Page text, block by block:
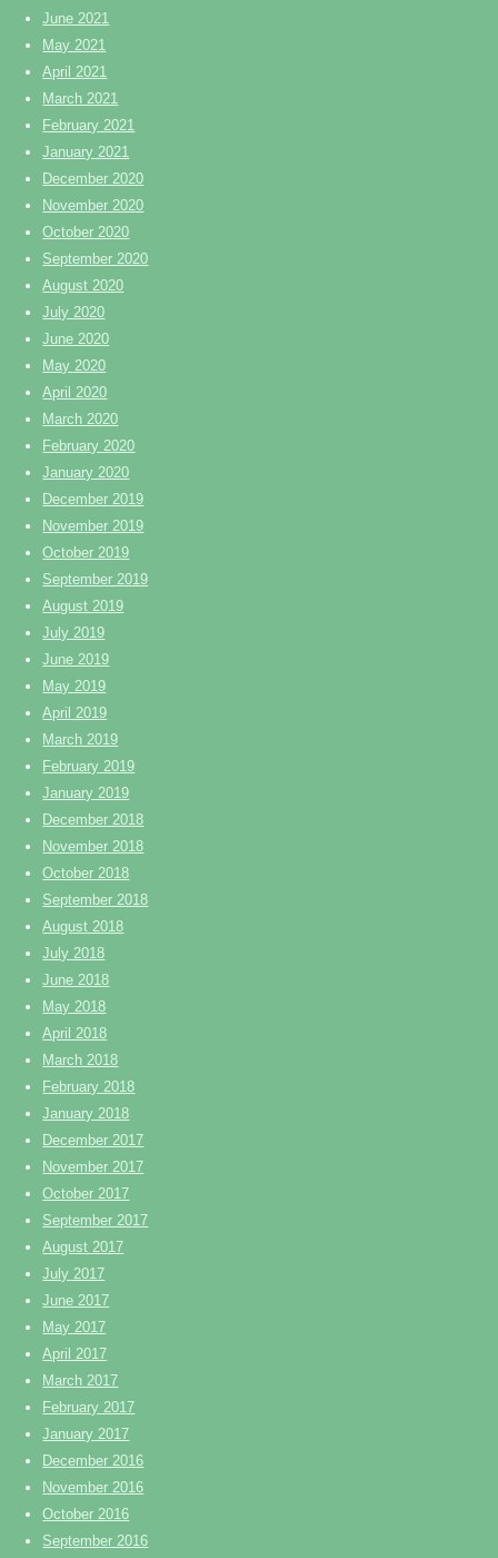
June 2021
May 2021
April 2021
March 2021
February 2021
January 2021
December 2020
November 2020
October 2020
September 2020
August 2020
July 2020
June 2020
May 2020
April 2020
March 2020
February 2020
January 2020
December 2019
November 2019
October 2019
September 2019
August 2019
July 2019
June 2019
May 2019
April 2019
March 2019
February 2019
January 2019
December 2018
November 2018
October 2018
September 2018
August 2018
July 2018
June 2018
May 2018
April 2018
March 2018
February 2018
January 2018
December 2017
November 2017
October 2017
September 2017
August 2017
July 2017
June 2017
May 2017
April 2017
March 2017
February 2017
January 2017
December 2016
November 2016
October 2016
September 2016